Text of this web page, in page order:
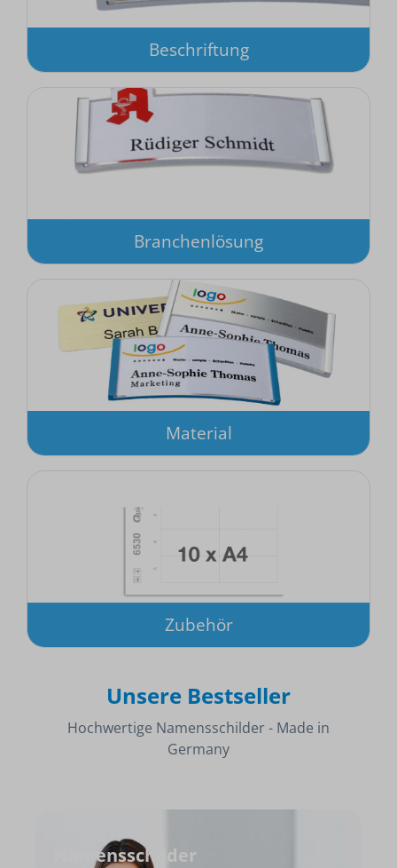
Beschriftung
Branchenlösung
Material
Zubehör
Unsere Bestseller
Hochwertige Namensschilder - Made in
Germany
Namensschilder